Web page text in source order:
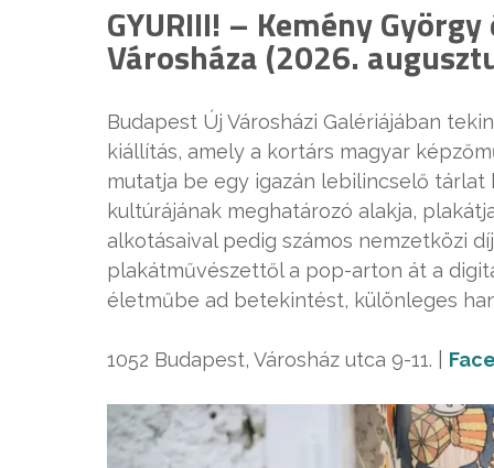
GYURIII! – Kemény
Városháza (2026.
Budapest Új Városházi Galériájában
kiállítás, amely a kortárs magyar
mutatja be egy igazán lebilincselő
kultúrájának meghatározó alakja,
alkotásaival pedig számos nemzetközi
plakátművészettől a pop-arton át a
életműbe ad betekintést, különleges
1052 Budapest, Városház utca 9-11. |